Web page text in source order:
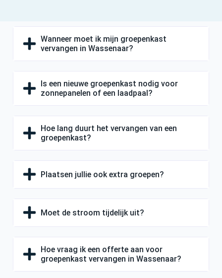
Wanneer moet ik mijn groepenkast
vervangen in Wassenaar?
Is een nieuwe groepenkast nodig voor
zonnepanelen of een laadpaal?
Hoe lang duurt het vervangen van een
groepenkast?
Plaatsen jullie ook extra groepen?
Moet de stroom tijdelijk uit?
Hoe vraag ik een offerte aan voor
groepenkast vervangen in Wassenaar?